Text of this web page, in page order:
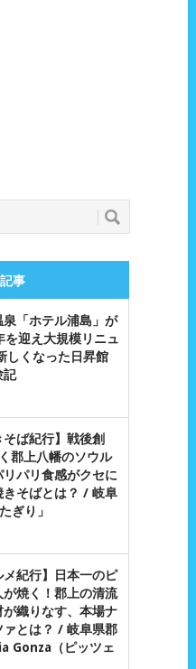
事
泉「ホテル浦島」が
を迎え大規模リニュ
しくなった日昇館
記
そば紀行】戦後創
郡上八幡のソウル
リパリ食感がクセに
きそばとは？ / 岐阜
ぎり」
メ紀行】日本一のピ
が焼く！郡上の清流
が織りなす、本場ナ
ァとは？ / 岐阜県郡
Gonza（ピッツェ